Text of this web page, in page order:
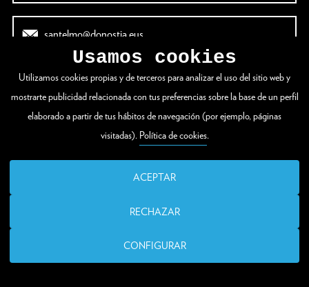
santelmo@donostia.eus
Usamos cookies
Utilizamos cookies propias y de terceros para analizar el uso del sitio web y
mostrarte publicidad relacionada con tus preferencias sobre la base de un perfil
elaborado a partir de tus hábitos de navegación (por ejemplo, páginas
visitadas). Política de cookies.
CONFIGURAR
RECHAZAR
ACEPTAR